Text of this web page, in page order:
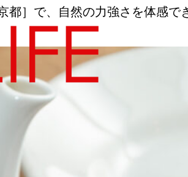
都］で、自然の力強さを体感で